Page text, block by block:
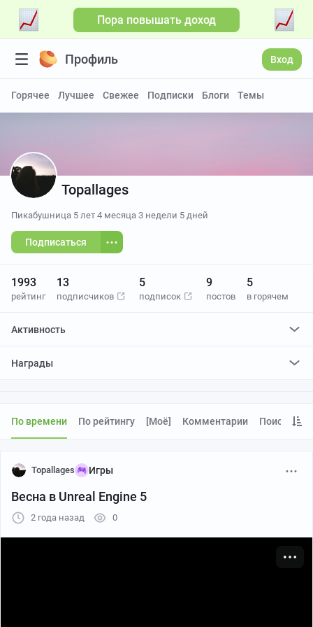
Пора повышать доход
Профиль Вход
Горячее Лучшее Свежее Подписки Блоги Темы
Topallages
Пикабушница 5 лет 4 месяца 3 недели 5 дней
Подписаться
1993
рейтинг
13
подписчиков
5
подписок
9
постов
5
в горячем
Активность
отредактировалa
Награды
По времени По рейтингу [моё] Комментарии Поиск
Topallages Игры
Весна в Unreal Engine 5
2 года назад 0
Больше видео